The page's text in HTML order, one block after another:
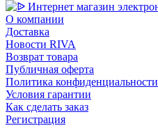
О компании
Доставка
Новости RIVA
Возврат товара
Публичная оферта
Политика конфиденциальности
Условия гарантии
Как сделать заказ
Регистрация